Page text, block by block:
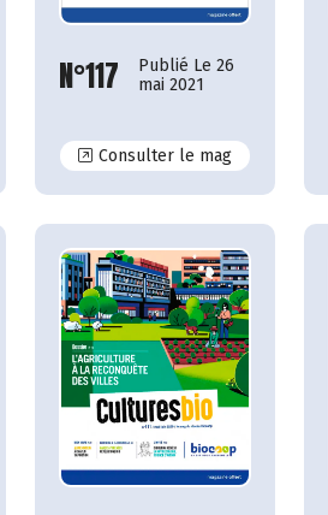
N°117
Publié Le 26
mai 2021
Consulter le magN°117